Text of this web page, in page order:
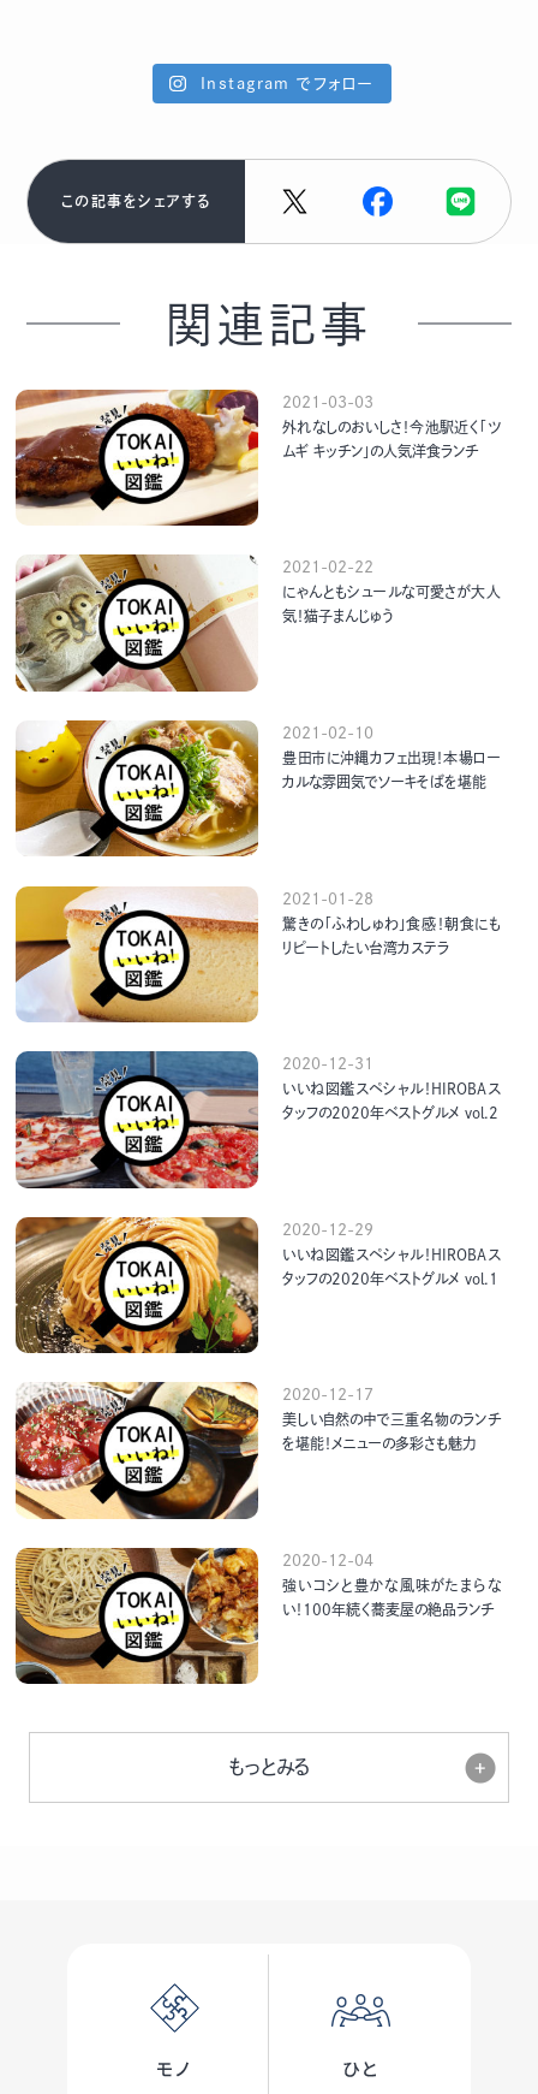
Instagram でフォロー
この記事をシェアする
関連記事
2021-03-03
外れなしのおいしさ！今池駅近く「ツ
ムギ キッチン」の人気洋食ランチ
2021-02-22
にゃんともシュールな可愛さが大人
気！猫子まんじゅう
2021-02-10
豊田市に沖縄カフェ出現！本場ロー
カルな雰囲気でソーキそばを堪能
2021-01-28
驚きの「ふわしゅわ」食感！朝食にも
リピートしたい台湾カステラ
2020-12-31
いいね図鑑スペシャル！HIROBAス
タッフの2020年ベストグルメ vol.2
2020-12-29
いいね図鑑スペシャル！HIROBAス
タッフの2020年ベストグルメ vol.1
2020-12-17
美しい自然の中で三重名物のランチ
を堪能！メニューの多彩さも魅力
2020-12-04
強いコシと豊かな風味がたまらな
い！100年続く蕎麦屋の絶品ランチ
もっとみる